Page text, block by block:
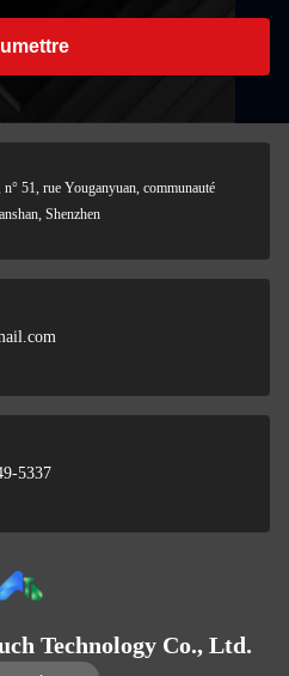
51, rue Youganyuan, communauté
Shenzhen
5337
Technology Co., Ltd.